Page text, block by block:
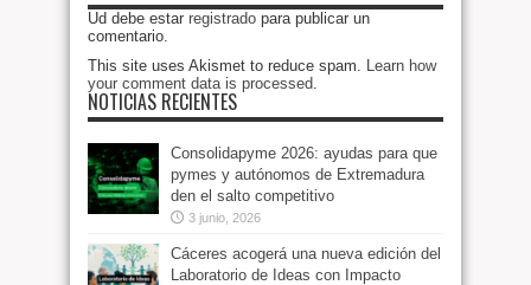
Ud debe estar registrado para publicar un
comentario.
This site uses Akismet to reduce spam. Learn how
your comment data is processed.
NOTICIAS RECIENTES
Consolidapyme 2026: ayudas para que
pymes y autónomos de Extremadura
den el salto competitivo
3 junio, 2026
Cáceres acogerá una nueva edición del
Laboratorio de Ideas con Impacto